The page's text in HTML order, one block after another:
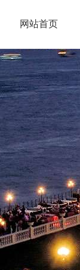
网站首页